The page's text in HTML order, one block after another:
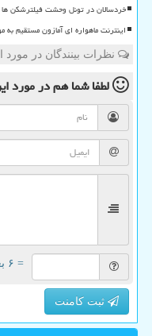
خردسالان در تونل وحشت فیلترشکن ها
اینترنت ماهواره ای آمازون مستقیم
نظرات بینندگان در
لطفا شما همدر مورد
= ۶ بعلاوه ۲
ثبت کامنت